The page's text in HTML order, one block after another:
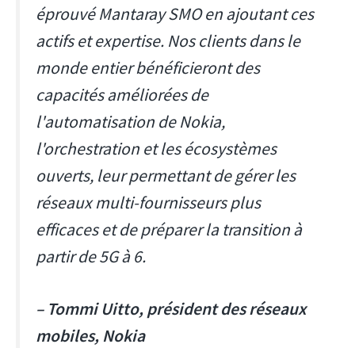
éprouvé Mantaray SMO en ajoutant ces
actifs et expertise. Nos clients dans le
monde entier bénéficieront des
capacités améliorées de
l'automatisation de Nokia,
l'orchestration et les écosystèmes
ouverts, leur permettant de gérer les
réseaux multi-fournisseurs plus
efficaces et de préparer la transition à
partir de 5G à 6.
– Tommi Uitto, président des réseaux
mobiles, Nokia